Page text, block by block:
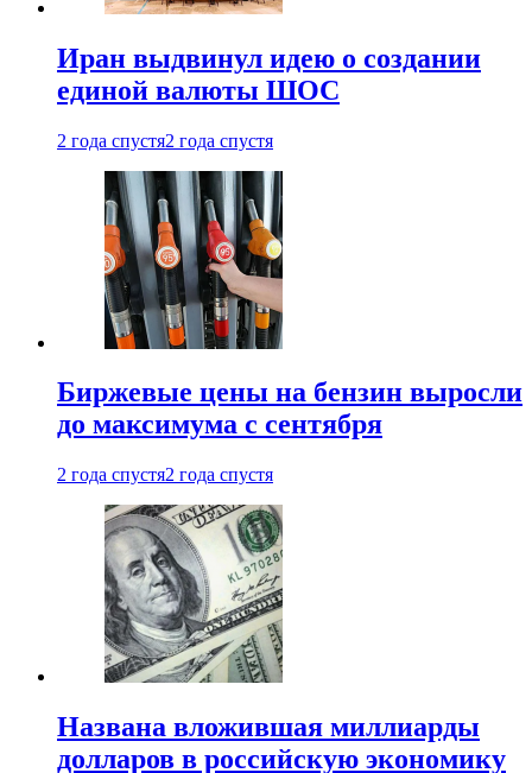
Иран выдвинул идею о создании
единой валюты ШОС
2 года спустя2 года спустя
Биржевые цены на бензин выросли
до максимума с сентября
2 года спустя2 года спустя
Названа вложившая миллиарды
долларов в российскую экономику